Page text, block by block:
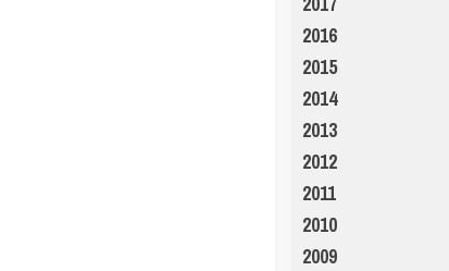
2016
2015
2014
2013
2012
2011
2010
2009